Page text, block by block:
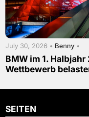
July 30, 2026 • Benny •
BMW im 1.
Wettbewerb
SEITEN